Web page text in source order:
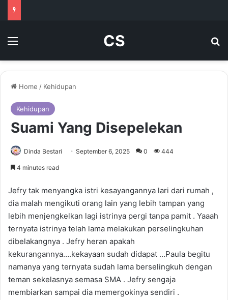
Menu CS
Home / Kehidupan
Kehidupan
Suami Yang Disepelekan
Dinda Bestari September 6, 2025 0 444
4 minutes read
Jefry tak menyangka istri kesayangannya lari dari rumah ,
dia malah mengikuti orang lain yang lebih tampan yang
lebih menjengkelkan lagi istrinya pergi tanpa pamit . Yaaah
ternyata istrinya telah lama melakukan perselingkuhan
dibelakangnya . Jefry heran apakah
kekurangannya….kekayaan sudah didapat …Paula begitu
namanya yang ternyata sudah lama berselingkuh dengan
teman sekelasnya semasa SMA . Jefry sengaja
membiarkan sampai dia memergokinya sendiri .